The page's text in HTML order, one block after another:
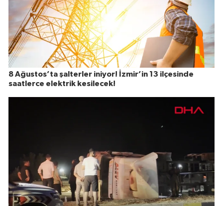
8 Ağustos’ta şalterler iniyor! İzmir’in 13 ilçesinde
saatlerce elektrik kesilecek!